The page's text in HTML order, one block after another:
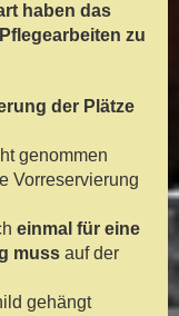
haben das
zu
der Plätze
genommen
Vorreservierung
einmal für eine
muss auf der
gehängt